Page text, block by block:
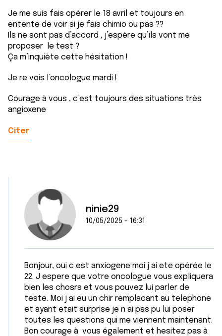
Je me suis fais opérer le 18 avril et toujours en
entente de voir si je fais chimio ou pas ??
Ils ne sont pas d’accord , j’espère qu’ils vont me
proposer le test ?
Ça m’inquiète cette hésitation !
Je re vois l’oncologue mardi !
Courage à vous , c’est toujours des situations très
angioxene
Citer
ninie29
10/05/2025 - 16:31
Bonjour, oui c est anxiogene moi j ai ete opérée le
22. J espere que votre oncologue vous expliquera
bien les chosrs et vous pouvez lui parler de
teste. Moi j ai eu un chir remplacant au telephone
et ayant etait surprise je n ai pas pu lui poser
toutes les questions qui me viennent maintenant.
Bon courage à vous également et hesitez pas à